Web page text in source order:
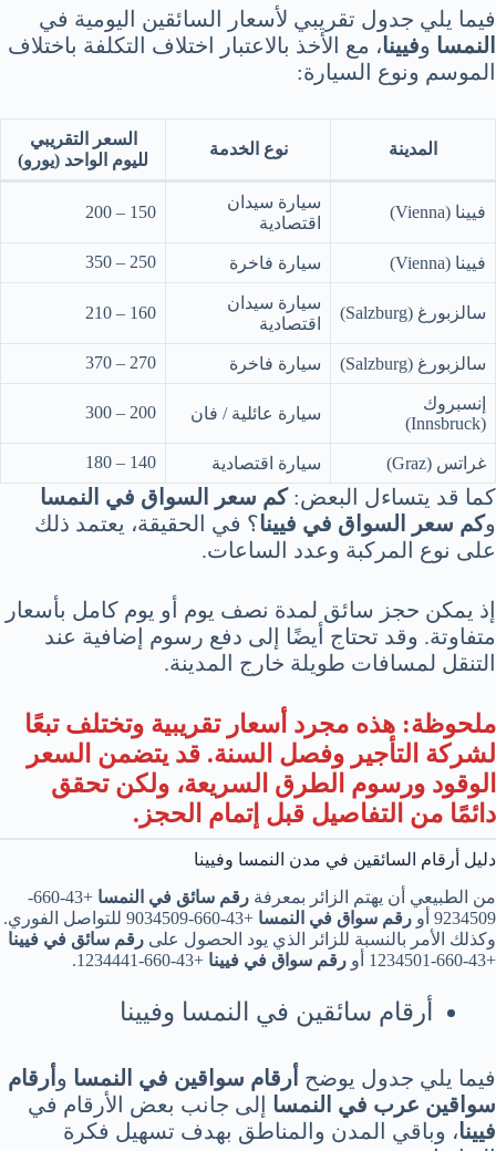
فيما يلي جدول تقريبي لأسعار السائقين اليومية في
النمسا وفيينا، مع الأخذ بالاعتبار اختلاف التكلفة باختلاف
الموسم ونوع السيارة:
المدينة نوع الخدمة
السعر التقريبي
لليوم الواحد (يورو)
فيينا (Vienna)
سيارة سيدان
اقتصادية
150 – 200
فيينا (Vienna) سيارة فاخرة 250 – 350
سالزبورغ (Salzburg)
سيارة سيدان
اقتصادية
160 – 210
سالزبورغ (Salzburg) سيارة فاخرة 270 – 370
إنسبروك
(Innsbruck)
سيارة عائلية / فان 200 – 300
غراتس (Graz) سيارة اقتصادية 140 – 180
كما قد يتساءل البعض:كم سعر السواق في النمسا
وكم سعر السواق في فيينا؟ في الحقيقة، يعتمد ذلك
على نوع المركبة وعدد الساعات.
إذ يمكن حجز سائق لمدة نصف يوم أو يوم كامل بأسعار
متفاوتة. وقد تحتاج أيضًا إلى دفع رسوم إضافية عند
التنقل لمسافات طويلة خارج المدينة.
ملحوظة: هذه مجرد أسعار تقريبية وتختلف تبعًا
لشركة التأجير وفصل السنة. قد يتضمن السعر
الوقود ورسوم الطرق السريعة، ولكن تحقق
دائمًا من التفاصيل قبل إتمام الحجز.
دليل أرقام السائقين في مدن النمسا وفيينا
من الطبيعي أن يهتم الزائر بمعرفة رقم سائق في النمسا
+43-660-
9234509 أو
رقم سواق في النمسا
+43-660-9034509 للتواصل الفوري.
وكذلك الأمر بالنسبة للزائر الذي يود الحصول على رقم سائق في فيينا
+43-660-1234501 أو
رقم سواق في فيينا +43-660-1234441.
أرقام سائقين في النمسا وفيينا
فيما يلي جدول يوضح أرقام سواقين في النمسا و أرقام
سواقين عرب في النمسا إلى جانب بعض الأرقام في
فيينا، وباقي المدن والمناطق بهدف تسهيل فكرة